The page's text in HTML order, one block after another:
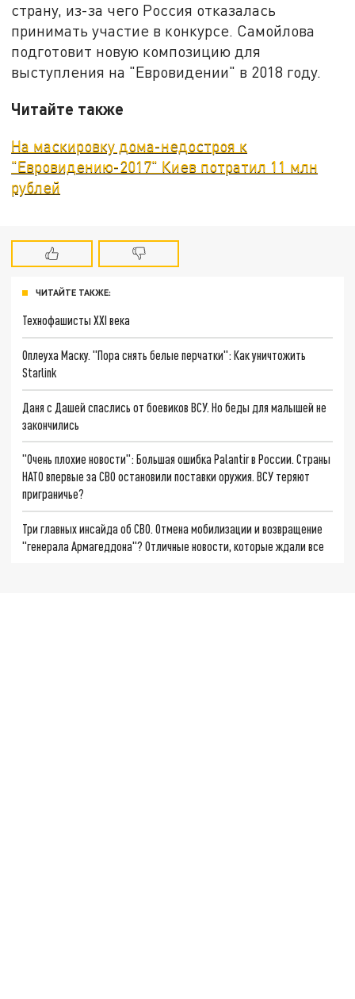
страну, из-за чего Россия отказалась
принимать участие в конкурсе. Самойлова
подготовит новую композицию для
выступления на "Евровидении" в 2018 году.
Читайте также
На маскировку дома-недостроя к
"Евровидению-2017" Киев потратил 11 млн
рублей
ЧИТАЙТЕ ТАКЖЕ:
Технофашисты XXI века
Оплеуха Маску. "Пора снять белые перчатки": Как уничтожить
Starlink
Даня с Дашей спаслись от боевиков ВСУ. Но беды для малышей не
закончились
"Очень плохие новости": Большая ошибка Palantir в России. Страны
НАТО впервые за СВО остановили поставки оружия. ВСУ теряют
приграничье?
Три главных инсайда об СВО. Отмена мобилизации и возвращение
"генерала Армагеддона"? Отличные новости, которые ждали все